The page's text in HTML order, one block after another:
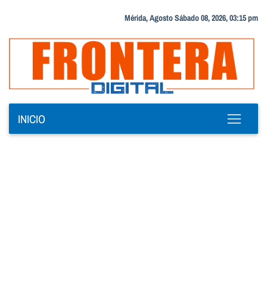
Mérida, Agosto Sábado 08, 2026, 03:15 pm
INICIO